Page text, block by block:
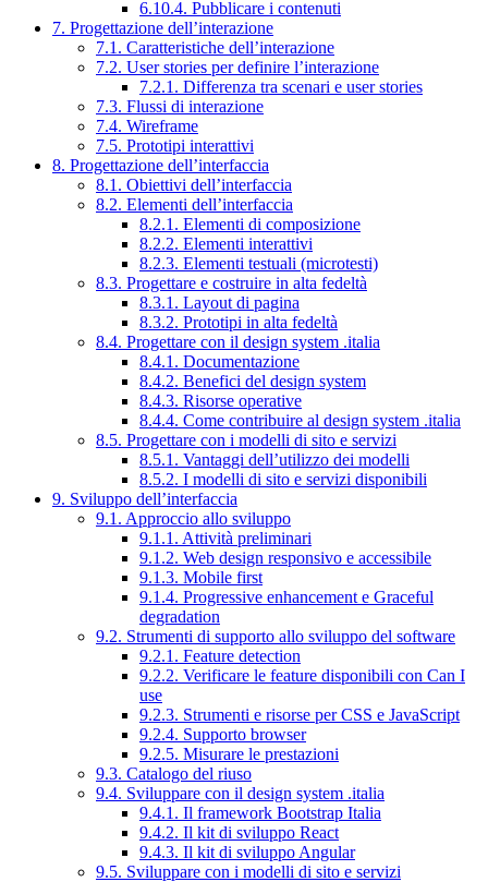
6.10.4. Pubblicare i contenuti
7. Progettazione dell’interazione
7.1. Caratteristiche dell’interazione
7.2. User stories per definire l’interazione
7.2.1. Differenza tra scenari e user stories
7.3. Flussi di interazione
7.4. Wireframe
7.5. Prototipi interattivi
8. Progettazione dell’interfaccia
8.1. Obiettivi dell’interfaccia
8.2. Elementi dell’interfaccia
8.2.1. Elementi di composizione
8.2.2. Elementi interattivi
8.2.3. Elementi testuali (microtesti)
8.3. Progettare e costruire in alta fedeltà
8.3.1. Layout di pagina
8.3.2. Prototipi in alta fedeltà
8.4. Progettare con il design system .italia
8.4.1. Documentazione
8.4.2. Benefici del design system
8.4.3. Risorse operative
8.4.4. Come contribuire al design system .italia
8.5. Progettare con i modelli di sito e servizi
8.5.1. Vantaggi dell’utilizzo dei modelli
8.5.2. I modelli di sito e servizi disponibili
9. Sviluppo dell’interfaccia
9.1. Approccio allo sviluppo
9.1.1. Attività preliminari
9.1.2. Web design responsivo e accessibile
9.1.3. Mobile first
9.1.4. Progressive enhancement e Graceful
degradation
9.2. Strumenti di supporto allo sviluppo del software
9.2.1. Feature detection
9.2.2. Verificare le feature disponibili con Can I
use
9.2.3. Strumenti e risorse per CSS e JavaScript
9.2.4. Supporto browser
9.2.5. Misurare le prestazioni
9.3. Catalogo del riuso
9.4. Sviluppare con il design system .italia
9.4.1. Il framework Bootstrap Italia
9.4.2. Il kit di sviluppo React
9.4.3. Il kit di sviluppo Angular
9.5. Sviluppare con i modelli di sito e servizi